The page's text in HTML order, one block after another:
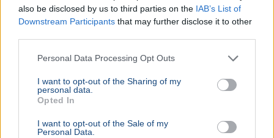
also be disclosed by us to third parties on the IAB’s List of
Downstream Participants that may further disclose it to other
Personal Data Processing Opt Outs
I want to opt-out of the Sharing of my
personal data.
Opted In
I want to opt-out of the Sale of my
Personal Data.